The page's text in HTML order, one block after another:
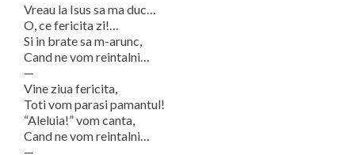
Vreau la Isus sa ma duc…
O, ce fericita zi!…
Si in brate sa m-arunc,
Cand ne vom reintalni…
—
Vine ziua fericita,
Toti vom parasi pamantul!
“Aleluia!” vom canta,
Cand ne vom reintalni…
—